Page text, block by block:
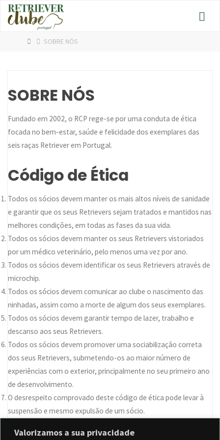
Valorizamos a sua privacidade
Skip
HOMESOBRE NÓS
SOBRE NÓS
Fundado em 2002, o RCP rege-se por uma conduta de ética
focada no bem-estar, saúde e felicidade dos exemplares das
seis raças Retriever em Portugal.
Código de Ética
Todos os sócios devem manter os mais altos níveis de sanidade
e garantir que os seus Retrievers sejam tratados e mantidos nas
melhores condições, em todas as fases da sua vida.
Todos os sócios devem manter os seus Retrievers vistoriados
por um médico veterinário, pelo menos uma vez por ano.
Todos os sócios devem identificar os seus Retrievers através de
microchip.
Todos os sócios devem comunicar ao clube o nascimento das
ninhadas, assim como a morte de algum dos seus exemplares.
Todos os sócios devem garantir tempo de lazer, trabalho e
descanso aos seus Retrievers.
Todos os sócios devem promover uma sociabilização correta
dos seus Retrievers, submetendo-os ao maior número de
experiências com o exterior, principalmente no seu primeiro ano
de desenvolvimento.
O desrespeito comprovado deste código de ética pode levar à
suspensão e mesmo expulsão de um sócio.